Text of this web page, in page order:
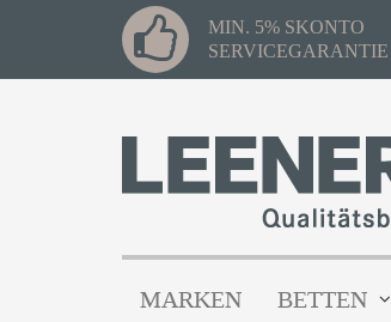
MIN. 5% SKONTO
SERVICEGARANTIE
MARKEN BETTEN